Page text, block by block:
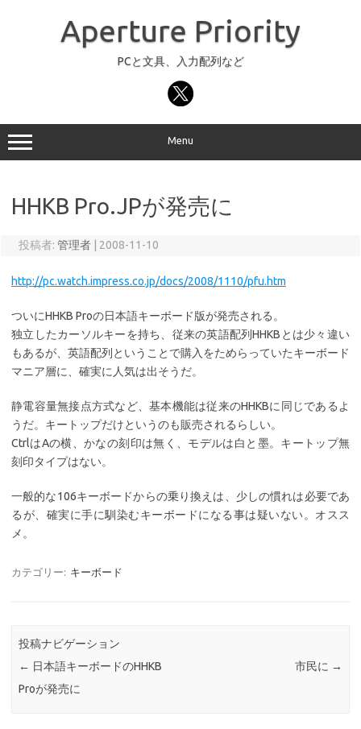
Aperture Priority
PCと文具、入力配列など
Menu
HHKB Pro.JPが発売に
投稿者: 管理者 2008-11-10
http://pc.watch.impress.co.jp/docs/2008/1110/pfu.htm
ついにHHKB Proの日本語キーボード版が発売される。
独立したカーソルキーを持ち、従来の英語配列HHKBとは少々違い
もあるが、英語配列ということで購入をためらっていたキーボード
マニア層に、確実に人気は出そうだ。
静電容量無接点方式など、基本機能は従来のHHKBに同じであるよ
うだ。キートップだけというのも販売されるらしい。
CtrlはAの横、かなの刻印は無く、モデルは白と墨。キートップ無
刻印タイプはない。
一般的な106キーボードからの乗り換えは、少しの慣れは必要であ
るが、確実に手に馴染むキーボードになる事は疑いない。オスス
メ。
カテゴリー: キーボード
投稿ナビゲーション
← 日本語キーボードのHHKB
Proが発売に
市民に →